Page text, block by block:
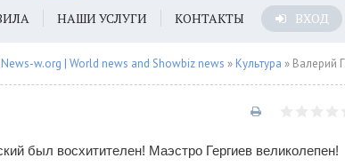
НАШИ УСЛУГИ КОНТАКТЫ ВХОД
w.org | World news and Showbiz news » Культура » Валерий Гергиев, Константин Хабенский и известные солисты современности к 135 – летию Прокофьева!
был восхитителен! Маэстро Гергиев великолепен!